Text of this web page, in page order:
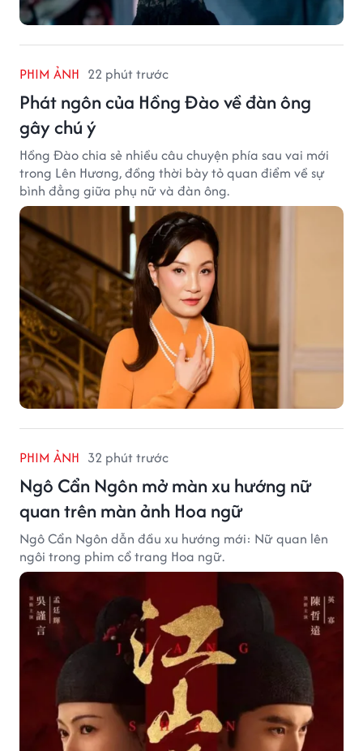
PHIM ẢNH 22 phút trước
Phát ngôn của Hồng Đào về đàn ông
gây chú ý
Hồng Đào chia sẻ nhiều câu chuyện phía sau vai mới
trong Lên Hương, đồng thời bày tỏ quan điểm về sự
bình đẳng giữa phụ nữ và đàn ông.
PHIM ẢNH 32 phút trước
Ngô Cẩn Ngôn mở màn xu hướng nữ
quan trên màn ảnh Hoa ngữ
Ngô Cẩn Ngôn dẫn đầu xu hướng mới: Nữ quan lên
ngôi trong phim cổ trang Hoa ngữ.